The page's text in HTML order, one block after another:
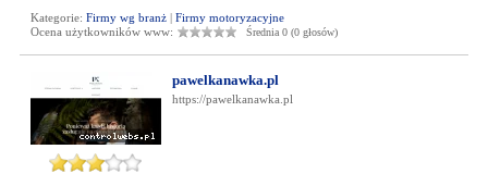
Kategorie: Firmy wg branż| Firmy motoryzacyjne
Ocena użytkowników www:
Średnia 0 (0 głosów)
pawelkanawka.pl
https://pawelkanawka.pl